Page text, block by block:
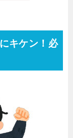
キケン！必